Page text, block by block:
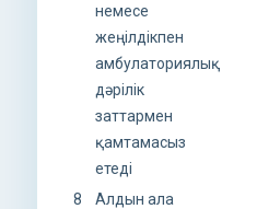
немесе
жеңілдікпен
амбулаториялық
дәрілік
заттармен
қамтамасыз
етеді
8
Алдын ала